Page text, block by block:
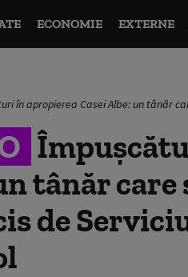
ECONOMIE EXTERNE
în apropierea Casei Albe: un tânăr
tânăr care
de